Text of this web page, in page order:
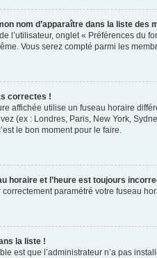
nom d’apparaître dans la liste des
l’utilisateur, onglet « Préférences du
Vous serez compté parmi les
correctes !
affichée utilise un fuseau horaire
(ex : Londres, Paris, New York,
le bon moment pour le faire.
horaire et l’heure est toujours
correctement paramétré votre fuseau
la liste !
est que l’administrateur n’a pas